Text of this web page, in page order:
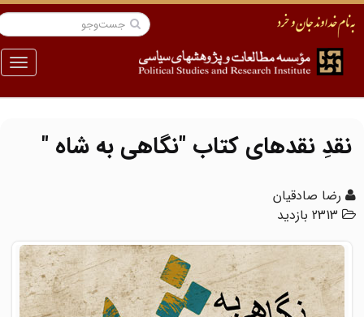
منو
نقدِ نقدهای کتاب "نگاهی به شاه "
رضا صادقیان
2313 بازدید